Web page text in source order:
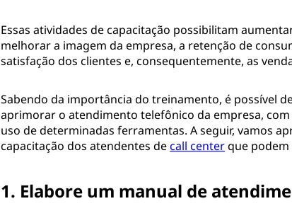
Essas atividades de capacitação possibilitam
melhorar a imagem da empresa, a retenção de
satisfação dos clientes e, consequentemente, as
Sabendo da importância do treinamento, é possível
aprimorar o atendimento telefônico da empresa,
uso de determinadas ferramentas. A seguir, vamos
capacitação dos atendentes decall centerque podem
1. Elabore um manual de